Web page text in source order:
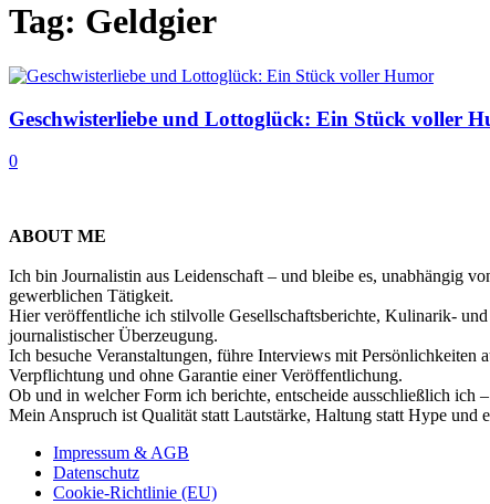
Tag: Geldgier
Geschwisterliebe und Lottoglück: Ein Stück voller
0
ABOUT ME
Ich bin Journalistin aus Leidenschaft – und bleibe es, unabhängig
gewerblichen Tätigkeit.
Hier veröffentliche ich stilvolle Gesellschaftsberichte, Kulinarik-
journalistischer Überzeugung.
Ich besuche Veranstaltungen, führe Interviews mit
Verpflichtung und ohne Garantie einer Veröffentlichung.
Ob und in welcher Form ich berichte, entscheide ausschließlich ich
Mein Anspruch ist Qualität statt Lautstärke, Haltung statt Hype
Impressum & AGB
Datenschutz
Cookie-Richtlinie (EU)